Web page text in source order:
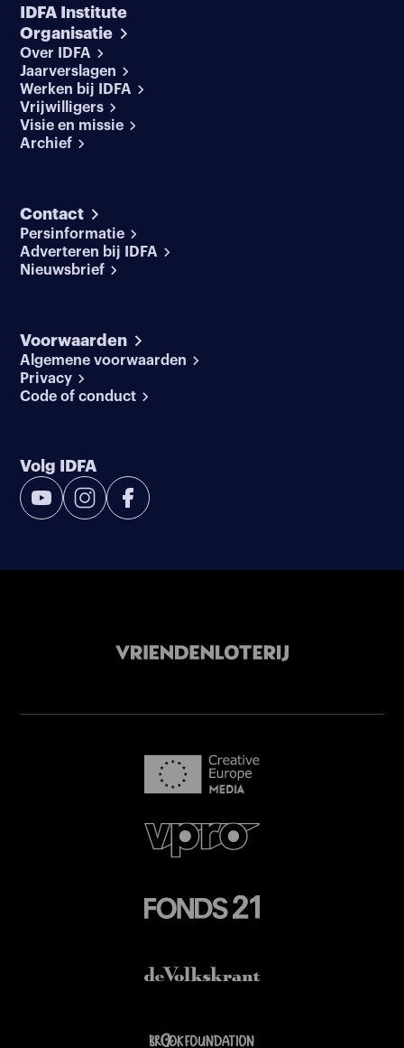
IDFA Institute
Organisatie
Over IDFA
Jaarverslagen
Werken bij IDFA
Vrijwilligers
Visie en missie
Archief
Contact
Persinformatie
Adverteren bij IDFA
Nieuwsbrief
Voorwaarden
Algemene voorwaarden
Privacy
Code of conduct
Volg IDFA